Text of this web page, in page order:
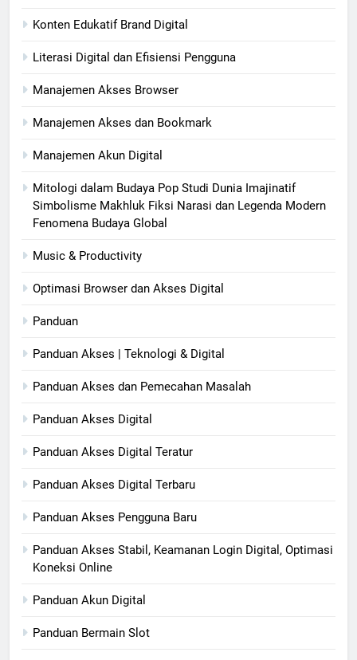
Konten Edukatif Brand Digital
Literasi Digital dan Efisiensi Pengguna
Manajemen Akses Browser
Manajemen Akses dan Bookmark
Manajemen Akun Digital
Mitologi dalam Budaya Pop Studi Dunia Imajinatif
Simbolisme Makhluk Fiksi Narasi dan Legenda Modern
Fenomena Budaya Global
Music & Productivity
Optimasi Browser dan Akses Digital
Panduan
Panduan Akses | Teknologi & Digital
Panduan Akses dan Pemecahan Masalah
Panduan Akses Digital
Panduan Akses Digital Teratur
Panduan Akses Digital Terbaru
Panduan Akses Pengguna Baru
Panduan Akses Stabil, Keamanan Login Digital, Optimasi
Koneksi Online
Panduan Akun Digital
Panduan Bermain Slot